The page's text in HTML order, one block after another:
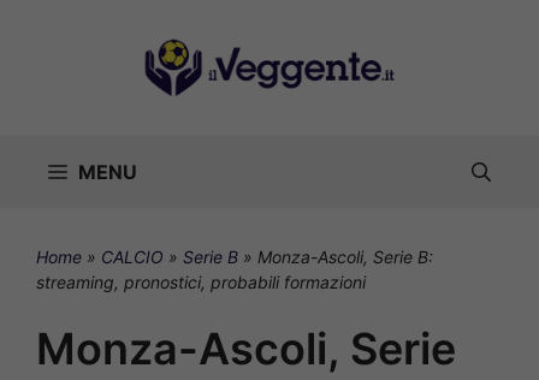
MENU
Home » CALCIO » Serie B » Monza-Ascoli, Serie B:
streaming, pronostici, probabili formazioni
Monza-Ascoli, Serie